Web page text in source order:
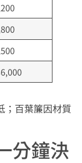
；百葉簾因材質
分鐘決